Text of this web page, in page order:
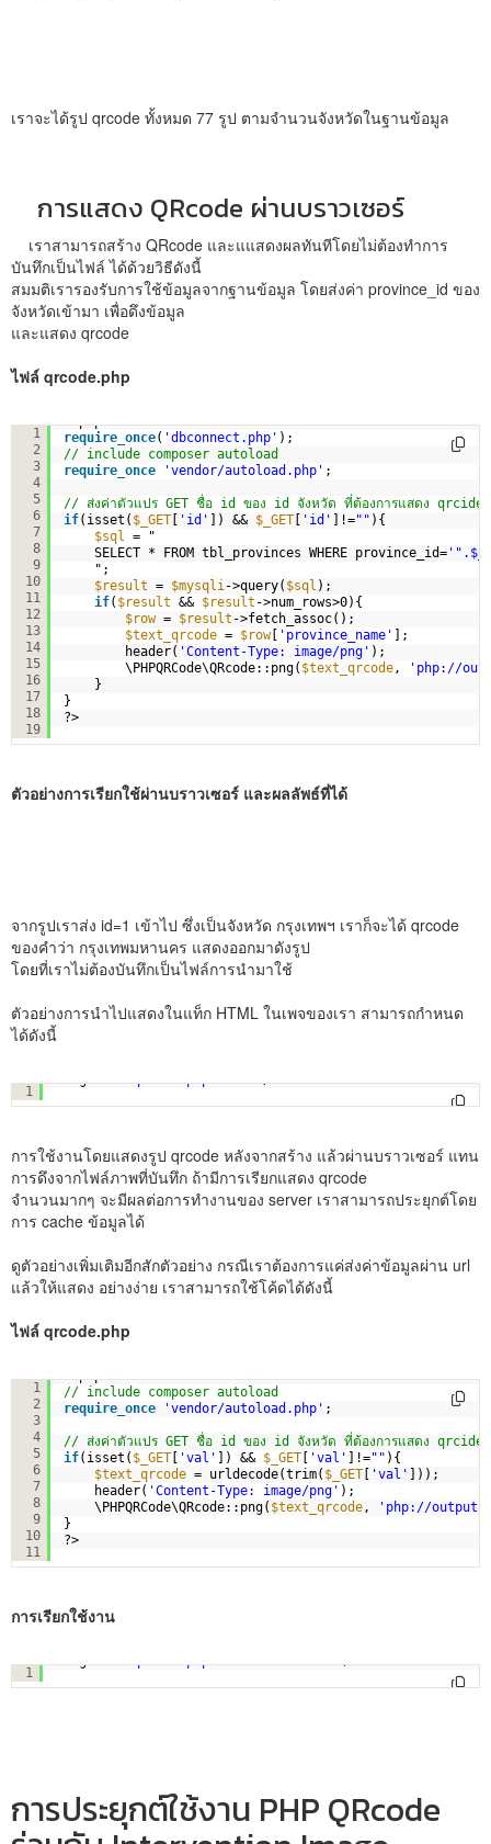
เราจะได้รูป qrcode ทั้งหมด 77 รูป ตามจำนวนจังหวัดในฐานข้อมูล
การแสดง QRcode ผ่านบราวเซอร์
เราสามารถสร้าง QRcode และแแสดงผลทันทีโดยไม่ต้องทำการ
บันทึกเป็นไฟล์ ได้ด้วยวิธีดังนี้
สมมติเรารองรับการใช้ข้อมูลจากฐานข้อมูล โดยส่งค่า province_id ของ
จังหวัดเข้ามา เพื่อดึงข้อมูล
และแสดง qrcode
ไฟล์ qrcode.php
1
2
3
4
5
6
7
8
9
10
11
12
13
14
15
16
17
18
19
require_once( 'dbconnect.php' );
// include composer autoload
require_once
'vendor/autoload.php' ;
// ส่งค่าตัวแปร GET ชื่อ id ของ id จังหวัด ที่ต้องการแสดง qrcide
if(isset( $_GET [ 'id' ]) && $_GET [ 'id' ]!="" ){
$sql
= "
SELECT * FROM tbl_provinces WHERE province_id=
";
$result = $mysqli ->query( $sql );
if( $result && $result ->num_rows>0){
$row = $result ->fetch_assoc();
$text_qrcode = $row[ 'province_name' ];
header( 'Content-Type: image/png' );
\PHPQRCode\QRcode::png( $text_qrcode , ' php://
}
}
?>
ตัวอย่างการเรียกใช้ผ่านบราวเซอร์ และผลลัพธ์ที่ได้
จากรูปเราส่ง id=1 เข้าไป ซึ่งเป็นจังหวัด กรุงเทพฯ เราก็จะได้ qrcode
ของคำว่า กรุงเทพมหานคร แสดงออกมาดังรูป
โดยที่เราไม่ต้องบันทึกเป็นไฟล์การนำมาใช้
ตัวอย่างการนำไปแสดงในแท็ก HTML ในเพจของเรา สามารถกำหนด
ได้ดังนี้
1
การใช้งานโดยแสดงรูป qrcode หลังจากสร้าง แล้วผ่านบราวเซอร์ แทน
การดึงจากไฟล์ภาพที่บันทึก ถ้ามีการเรียกแสดง qrcode
จำนวนมากๆ จะมีผลต่อการทำงานของ server เราสามารถประยุกต์โดย
การ cache ข้อมูลได้
ดูตัวอย่างเพิ่มเติมอีกสักตัวอย่าง กรณีเราต้องการแค่ส่งค่าข้อมูลผ่าน url
แล้วให้แสดง อย่างง่าย เราสามารถใช้โค้ดได้ดังนี้
ไฟล์ qrcode.php
1
2
3
4
5
6
7
8
9
10
11
// include composer autoload
require_once
'vendor/autoload.php' ;
// ส่งค่าตัวแปร GET ชื่อ id ของ id จังหวัด ที่ต้องการแสดง qrcide
if(isset( $_GET [ 'val' ]) && $_GET [ 'val' ]!="" ){
$text_qrcode = urldecode(trim( $_GET [ 'val' ]));
header( 'Content-Type: image/png' );
\PHPQRCode\QRcode::png( $text_qrcode , ' php://output
}
?>
การเรียกใช้งาน
1
การประยุกต์ใช้งาน PHP QRcode